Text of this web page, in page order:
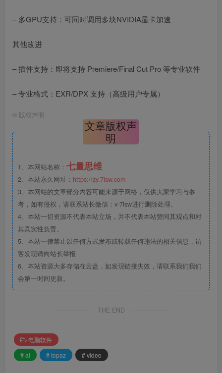
– 多GPU支持：可同时调用多块NVIDIA显卡加速
其他改进
– 插件支持：即将支持 Premiere/Final Cut Pro 等专业软件
– 专业格式：EXR/DPX 支持（高级用户专属）
© 版权声明
文章版权声
明
1、本网站名称： 七量思维
2、本站永久网址： https://zy.7lsw.com
3、本网站的文章部分内容可能来源于网络，仅供大家学习与参
考，如有侵权，请联系站长微信：v-7lsw进行删除处理。
4、本站一切资源不代表本站立场，并不代表本站赞同其观点和对
其真实性负责。
5、本站一律禁止以任何方式发布或转载任何违法的相关信息，访
客发现请向站长举报
6、本站资源大多存储在云盘，如发现链接失效，请联系我们我们
会第一时间更新。
THE END
电脑软件
# ai
# topaz # video